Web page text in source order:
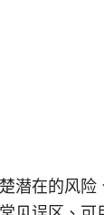
潜在的风险